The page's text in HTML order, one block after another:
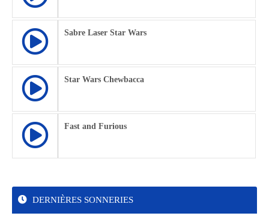
Sabre Laser Star Wars
Star Wars Chewbacca
Fast and Furious
DERNIÈRES SONNERIES